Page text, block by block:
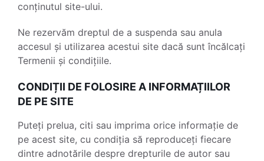
conținutul site-ului.
Ne rezervăm dreptul de a suspenda sau anula
accesul și utilizarea acestui site dacă sunt încălcați
Termenii și condițiile.
CONDIȚII DE FOLOSIRE A INFORMAȚIILOR
DE PE SITE
Puteți prelua, citi sau imprima orice informație de
pe acest site, cu condiția să reproduceți fiecare
dintre adnotările despre drepturile de autor sau